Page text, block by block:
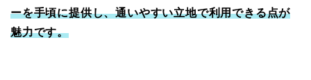
ーを手頃に提供し、通いやすい立地で利用できる点が
魅力です。